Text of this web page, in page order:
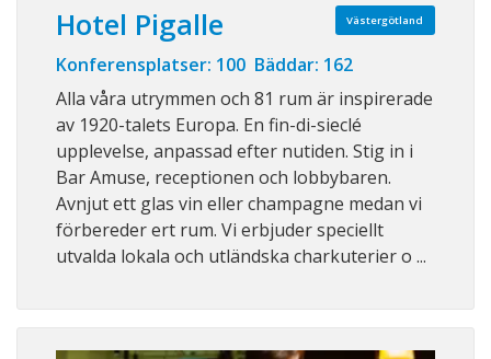
Västergötland
Hotel Pigalle
Konferensplatser: 100 Bäddar: 162
Alla våra utrymmen och 81 rum är inspirerade
av 1920-talets Europa. En fin-di-sieclé
upplevelse, anpassad efter nutiden. Stig in i
Bar Amuse, receptionen och lobbybaren.
Avnjut ett glas vin eller champagne medan vi
förbereder ert rum. Vi erbjuder speciellt
utvalda lokala och utländska charkuterier o ...